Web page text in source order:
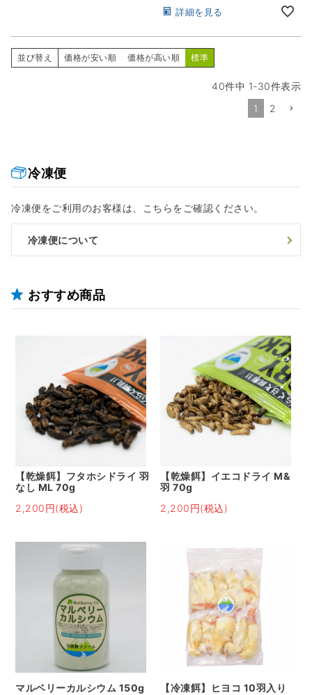
冷凍便
冷凍便をご利用のお客様は、こちらをご確認ください。
冷凍便について
おすすめ商品
【乾燥餌】フタホシドライ 羽
なし ML 70g
2,200円(税込)
【乾燥餌】イエコドライ M&
羽 70g
2,200円(税込)
マルベリーカルシウム 150g 【冷凍餌】ヒヨコ 10羽入り
詳細を見る
並び替え 価格が安い順 価格が高い順 標準
40件中 1-30件表示
1
2